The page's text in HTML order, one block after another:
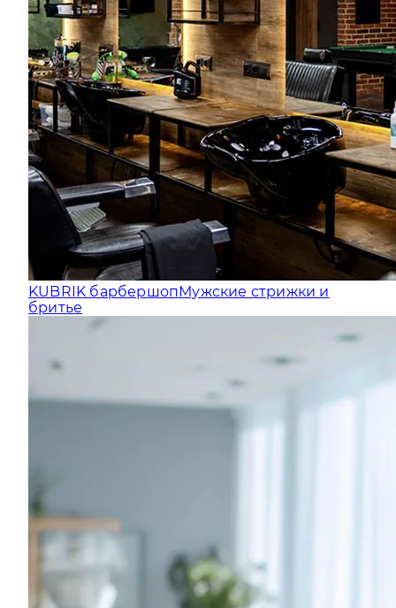
KUBRIK барбершоп
Мужские стрижки и
бритье